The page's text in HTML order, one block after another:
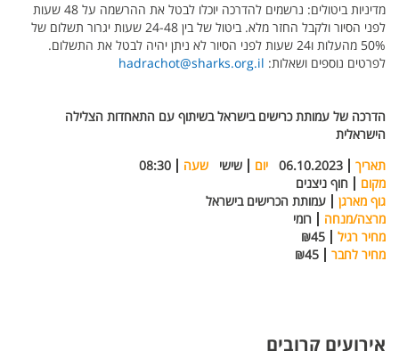
מדיניות ביטולים: נרשמים להדרכה יוכלו לבטל את ההרשמה על 48 שעות
לפני הסיור ולקבל החזר מלא. ביטול של בין 24-48 שעות יגרור תשלום של
50% מהעלות ו24 שעות לפני הסיור לא ניתן יהיה לבטל את התשלום.
לפרטים נוספים ושאלות: hadrachot@sharks.org.il
הדרכה של עמותת כרישים בישראל בשיתוף עם התאחדות הצלילה
הישראלית
תאריך
06.10.2023 יום שישי שעה
08:30
מקום
חוף ניצנים
גוף מארגן
עמותת הכרישים בישראל
מרצה/מנחה
רומי
מחיר רגיל
₪45
מחיר לחבר
₪45
אירועים קרובים